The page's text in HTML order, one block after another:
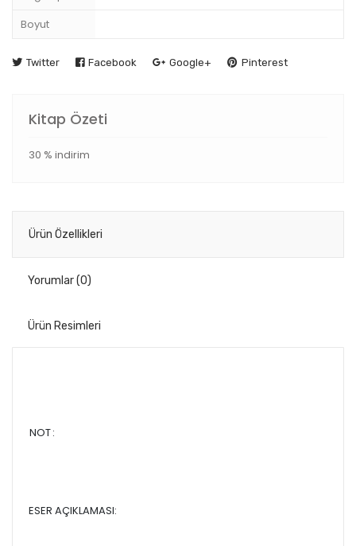
Boyut
Twitter Facebook Google+ Pinterest
Kitap Özeti
30 % indirim
Ürün Özellikleri
Yorumlar(0)
Ürün Resimleri
NOT:
ESER AÇIKLAMASI: